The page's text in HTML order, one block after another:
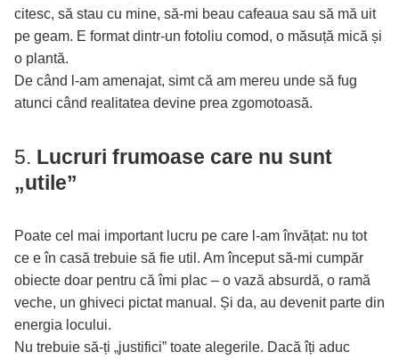
citesc, să stau cu mine, să-mi beau cafeaua sau să mă uit
pe geam. E format dintr-un fotoliu comod, o măsuță mică și
o plantă.
De când l-am amenajat, simt că am mereu unde să fug
atunci când realitatea devine prea zgomotoasă.
5. Lucruri frumoase care nu sunt
„utile”
Poate cel mai important lucru pe care l-am învățat: nu tot
ce e în casă trebuie să fie util. Am început să-mi cumpăr
obiecte doar pentru că îmi plac – o vază absurdă, o ramă
veche, un ghiveci pictat manual. Și da, au devenit parte din
energia locului.
Nu trebuie să-ți „justifici” toate alegerile. Dacă îți aduc